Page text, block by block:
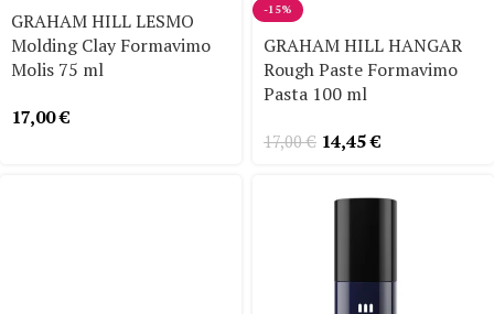
GRAHAM HILL LESMO
Molding Clay Formavimo
Molis 75 ml
17,00€
-15%
GRAHAM HILL HANGAR
Rough Paste Formavimo
Pasta 100 ml
17,00€ 14,45€